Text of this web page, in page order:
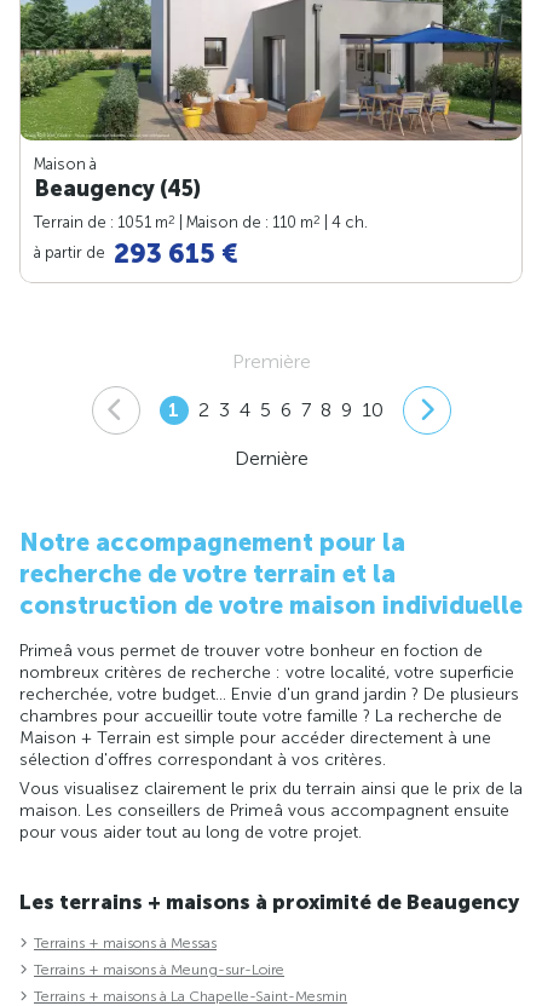
Maison à
Beaugency (45)
Terrain de : 1051 m2 | Maison de : 110 m2
| 4 ch.
à partir de 293 615 €
Première
1 2 3 4 5 6 7 8 9 10
Dernière
Notre accompagnement pour la
recherche de votre terrain et la
construction de votre maison individuelle
Primeâ vous permet de trouver votre bonheur en foction de
nombreux critères de recherche : votre localité, votre superficie
recherchée, votre budget... Envie d'un grand jardin ? De plusieurs
chambres pour accueillir toute votre famille ? La recherche de
Maison + Terrain est simple pour accéder directement à une
sélection d'offres correspondant à vos critères.
Vous visualisez clairement le prix du terrain ainsi que le prix de la
maison. Les conseillers de Primeâ vous accompagnent ensuite
pour vous aider tout au long de votre projet.
Les terrains + maisons à proximité de Beaugency
Terrains + maisons à Messas
Terrains + maisons à Meung-sur-Loire
Terrains + maisons à La Chapelle-Saint-Mesmin